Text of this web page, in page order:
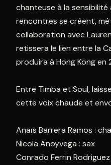
chanteuse à la sensibilité
rencontres se créent,
collaboration avec
retissera le lien entre la
produira à Hong Kong en
Entre Timba et Soul,
cette voix chaude et
Anaïs Barrera Ramos :
Nicola Anoyvega : sax
Conrado Ferrin